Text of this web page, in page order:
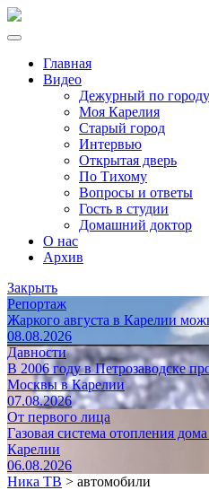
Главная
Видео
Дежурный по городу
Моя Карелия
Старый город
Интервью
Открытая дверь
По Тихому
Вопросы и ответы
Гость в студии
Домашний доктор
О нас
Архив
Закрыть
Репортаж
Жаркого августа в Карелии
08.08.2026
Давности
В 2006 году в Петрозаводске
Москвы в Карелии
07.08.2026
От первого лица
Газовая система отопления
Карелии
06.08.2026
Ника ТВ > автомобили